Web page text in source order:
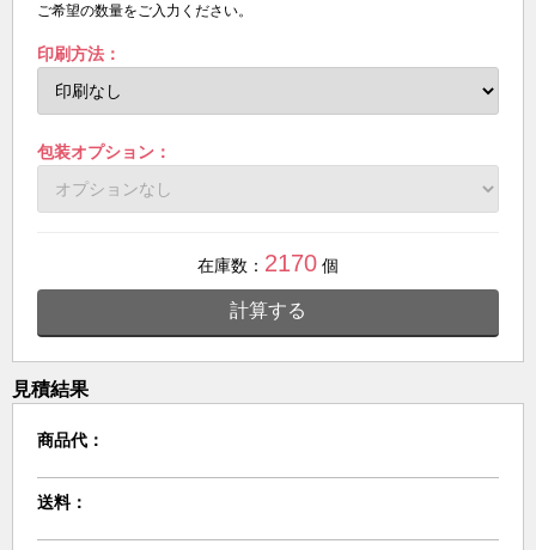
ご希望の数量をご入力ください。
印刷方法：
包装オプション：
在庫数： 2170 個
計算する
見積結果
商品代：
送料：